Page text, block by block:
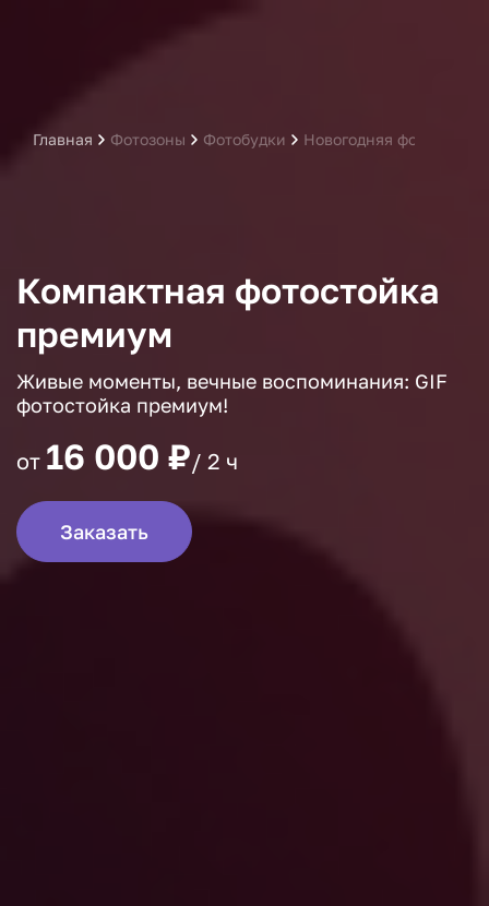
Главная Фотозоны Фотобудки Новогодняя
Компактная фотостойка
премиум
Живые моменты, вечные воспоминания: GIF
фотостойка премиум!
от 16 000 ₽/ 2 ч
Заказать